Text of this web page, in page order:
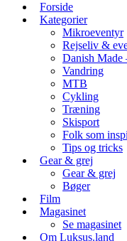
Forside
Kategorier
Mikroeventyr
Rejseliv &
Danish Made
Vandring
MTB
Cykling
Træning
Skisport
Folk som
Tips og tricks
Gear & grej
Gear & grej
Bøger
Film
Magasinet
Se magasinet
Om Luksus.land